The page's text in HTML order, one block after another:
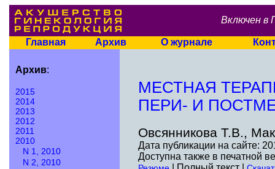
Включен в
Главная Архив О журнале
Архив:
2015
2014
2013
2012
2011
2010
N 1, 2010
N 2, 2010
МЕСТНАЯ
ПЕРИ- И
Овсянникова Т.В.,
Дата публикации на сайте:
Доступна также в печатной